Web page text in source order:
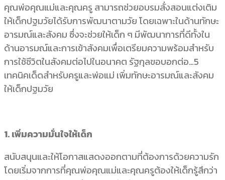
คุณพ่อคุณแม่และคุณครู สามารถช่วยอบรมสั่งสอนแต่งเติม
ให้เด็กปฐมวัยได้รับการพัฒนาตามวัย โดยเฉพาะในด้านทักษะ
อารมณ์และสังคม ซึ่งจะช่วยให้เด็ก ๆ มีพัฒนาการที่ดีทั้งใน
ด้านอารมณ์และการเข้าสังคมเพื่อเตรียมความพร้อมสำหรับ
การใช้ชีวิตในสังคมต่อไปในอนาคต รัฐกุลขอบอกต่อ…5
เทคนิคเด็ดสำหรับครูและพ่อแม่ เพิ่มทักษะอารมณ์และสังคม
ให้เด็กปฐมวัย
1. เพิ่มความมั่นใจให้เด็ก
สนับสนุนและให้โอกาสแสดงออกตามที่ต้องการด้วยความรัก
โดยเริ่มจากการที่คุณพ่อคุณแม่และคุณครูต้องให้เด็กรู้สึกว่า